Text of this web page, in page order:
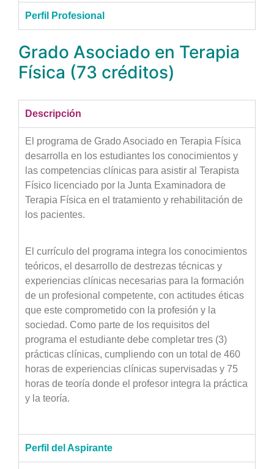
Perfil Profesional
Grado Asociado en Terapia
Física (73 créditos)
Descripción
El programa de Grado Asociado en Terapia Física
desarrolla en los estudiantes los conocimientos y
las competencias clínicas para asistir al Terapista
Físico licenciado por la Junta Examinadora de
Terapia Física en el tratamiento y rehabilitación de
los pacientes.
El currículo del programa integra los conocimientos
teóricos, el desarrollo de destrezas técnicas y
experiencias clínicas necesarias para la formación
de un profesional competente, con actitudes éticas
que este comprometido con la profesión y la
sociedad. Como parte de los requisitos del
programa el estudiante debe completar tres (3)
prácticas clínicas, cumpliendo con un total de 460
horas de experiencias clínicas supervisadas y 75
horas de teoría donde el profesor integra la práctica
y la teoría.
Perfil del Aspirante